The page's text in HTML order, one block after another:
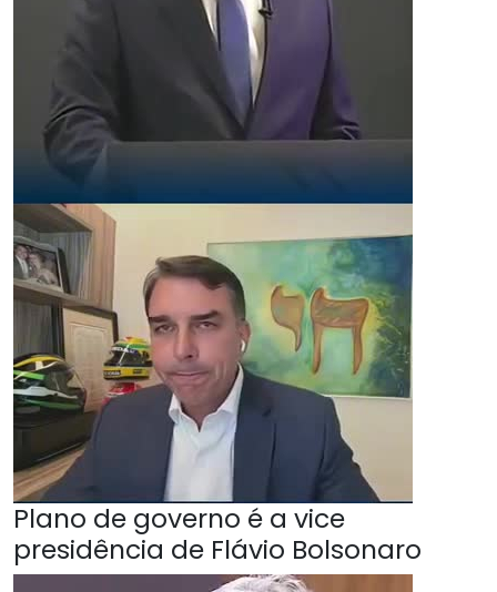
Plano de governo é a vice
presidência de Flávio Bolsonaro